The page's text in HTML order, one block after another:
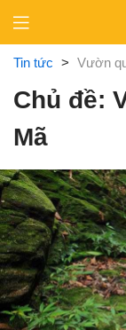
content
Tin tức > Vườn
Chủ đề:
Mã